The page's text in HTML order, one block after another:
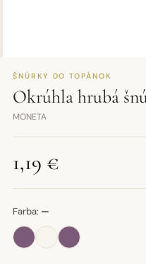
ŠNÚRKY DO TOPÁNOK
Okrúhla hrubá
MONETA
1,19 €
Farba: —